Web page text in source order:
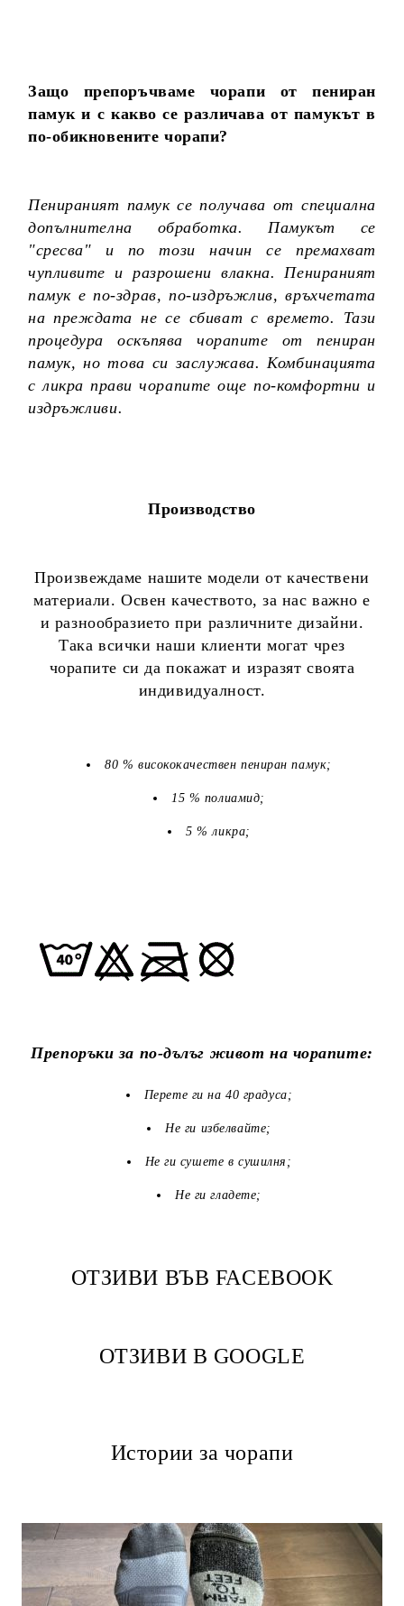
Защо препоръчваме чорапи от пениран
памук и с какво се различава от памукът в
по-обикновените чорапи?
Пенираният памук се получава от специална
допълнителна обработка. Памукът се
"сресва" и по този начин се премахват
чупливите и разрошени влакна. Пенираният
памук е по-здрав, по-издръжлив, връхчетата
на преждата не се сбиват с времето. Тази
процедура оскъпява чорапите от пениран
памук, но това си заслужава. Комбинацията
с ликра прави чорапите още по-комфортни и
издръжливи.
Производство
Произвеждаме нашите модели от качествени
материали. Освен качеството, за нас важно е
и разнообразието при различните дизайни.
Така всички наши клиенти могат чрез
чорапите си да покажат и изразят своята
индивидуалност.
80 % висококачествен пениран памук;
15 % полиамид;
5 % ликра;
Препоръки за по-дълъг живот на чорапите:
Перете ги на 40 градуса;
Не ги избелвайте;
Не ги сушете в сушилня;
Не ги гладете;
ОТЗИВИ ВЪВ FACEBOOK
ОТЗИВИ В GOOGLE
Истории за чорапи